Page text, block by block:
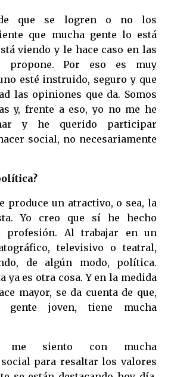
de que se logren o no los
que mucha gente lo está
viendo y le hace caso en las
propone. Por eso es muy
esté instruido, seguro y que
las opiniones que da. Somos
y, frente a eso, yo no me he
y he querido participar
social, no necesariamente
produce un atractivo, o sea, la
Yo creo que sí he hecho
Al trabajar en un
televisivo o teatral,
de algún modo, política.
es otra cosa. Y en la medida
mayor, se da cuenta de que,
joven, tiene mucha
me siento con mucha
para resaltar los valores